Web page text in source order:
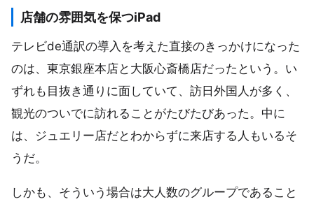
店舗の雰囲気を保つiPad
テレビde通訳の導入を考えた直接のきっかけになった
のは、東京銀座本店と大阪心斎橋店だったという。い
ずれも目抜き通りに面していて、訪日外国人が多く、
観光のついでに訪れることがたびたびあった。中に
は、ジュエリー店だとわからずに来店する人もいるそ
うだ。
しかも、そういう場合は大人数のグループであること